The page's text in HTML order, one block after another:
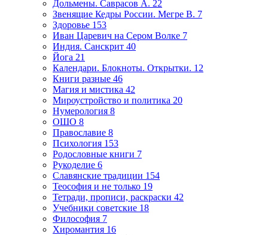
Дольмены. Саврасов А. 22
Звенящие Кедры России. Мегре В. 7
Здоровье 153
Иван Царевич на Сером Волке 7
Индия. Санскрит 40
Йога 21
Календари. Блокноты. Открытки. 12
Книги разные 46
Магия и мистика 42
Мироустройство и политика 20
Нумерология 8
ОШО 8
Православие 8
Психология 153
Родословные книги 7
Рукоделие 6
Славянские традиции 154
Теософия и не только 19
Тетради, прописи, раскраски 42
Учебники советские 18
Философия 7
Хиромантия 16